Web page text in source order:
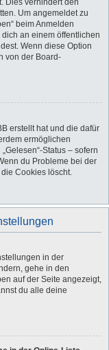
Dies verhindert den
Um angemeldet zu
beim Anmelden
an einem öffentlichen
Wenn diese Option
von der Board-
erstellt hat und die dafür
ermöglichen
Status – sofern
du Probleme bei der
Cookies löscht.
in der
gehe in den
auf der Seite angezeigt,
du alle deine